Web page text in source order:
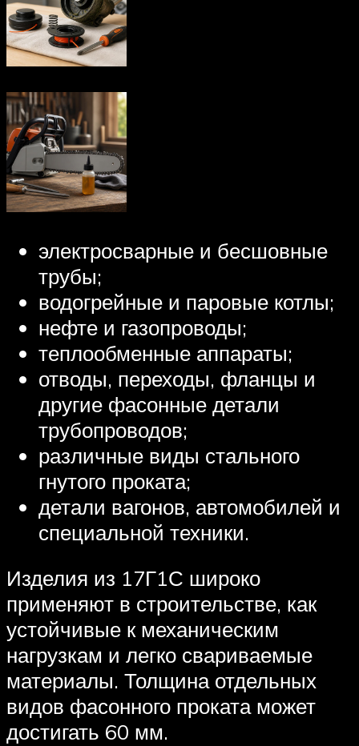
электросварные и бесшовные
трубы;
водогрейные и паровые котлы;
нефте и газопроводы;
теплообменные аппараты;
отводы, переходы, фланцы и
другие фасонные детали
трубопроводов;
различные виды стального
гнутого проката;
детали вагонов, автомобилей и
специальной техники.
Изделия из 17Г1С широко
применяют в строительстве, как
устойчивые к механическим
нагрузкам и легко свариваемые
материалы. Толщина отдельных
видов фасонного проката может
достигать 60 мм.